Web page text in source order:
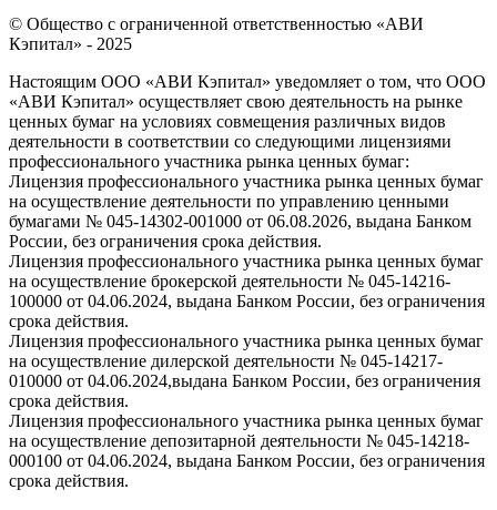
© Общество с ограниченной ответственностью «АВИ
Кэпитал» - 2025
Настоящим ООО «АВИ Кэпитал» уведомляет о том, что ООО
«АВИ Кэпитал» осуществляет свою деятельность на рынке
ценных бумаг на условиях совмещения различных видов
деятельности в соответствии со следующими лицензиями
профессионального участника рынка ценных бумаг:
Лицензия профессионального участника рынка ценных бумаг
на осуществление деятельности по управлению ценными
бумагами № 045-14302-001000 от 06.08.2026, выдана Банком
России, без ограничения срока действия.
Лицензия профессионального участника рынка ценных бумаг
на осуществление брокерской деятельности № 045-14216-
100000 от 04.06.2024, выдана Банком России, без ограничения
срока действия.
Лицензия профессионального участника рынка ценных бумаг
на осуществление дилерской деятельности № 045-14217-
010000 от 04.06.2024,выдана Банком России, без ограничения
срока действия.
Лицензия профессионального участника рынка ценных бумаг
на осуществление депозитарной деятельности № 045-14218-
000100 от 04.06.2024, выдана Банком России, без ограничения
срока действия.